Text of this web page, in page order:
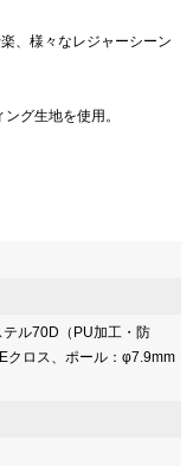
、様々なレジャーシーン
グ生地を使用。
ル70D（PU加工・防
クロス、ポール：φ7.9mm